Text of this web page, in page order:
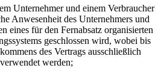
Unternehmer und einem Verbraucher
Anwesenheit des Unternehmers und
eines für den Fernabsatz organisierten
geschlossen wird, wobei bis
des Vertrags ausschließlich
werden;